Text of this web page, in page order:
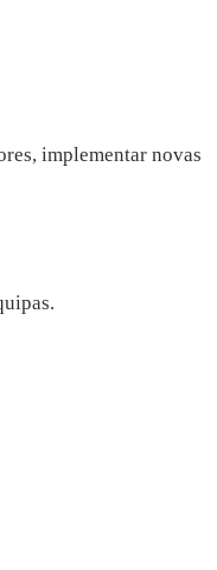
implementar novas